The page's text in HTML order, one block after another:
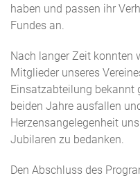
haben und passen ihr
Fundes an.
Nach langer Zeit konnten
Mitglieder unseres
Einsatzabteilung bekannt
beiden Jahre ausfallen
Herzensangelegenheit
Jubilaren zu bedanken.
Den Abschluss des